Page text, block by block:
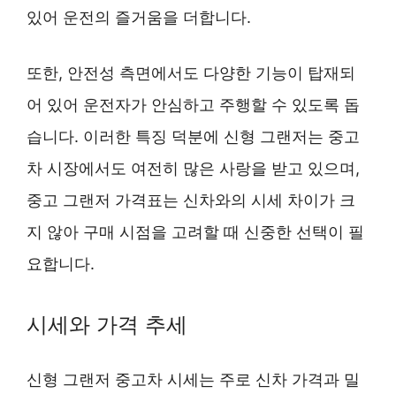
있어 운전의 즐거움을 더합니다.
또한, 안전성 측면에서도 다양한 기능이 탑재되
어 있어 운전자가 안심하고 주행할 수 있도록 돕
습니다. 이러한 특징 덕분에 신형 그랜저는 중고
차 시장에서도 여전히 많은 사랑을 받고 있으며,
중고 그랜저 가격표는 신차와의 시세 차이가 크
지 않아 구매 시점을 고려할 때 신중한 선택이 필
요합니다.
시세와 가격 추세
신형 그랜저 중고차 시세는 주로 신차 가격과 밀